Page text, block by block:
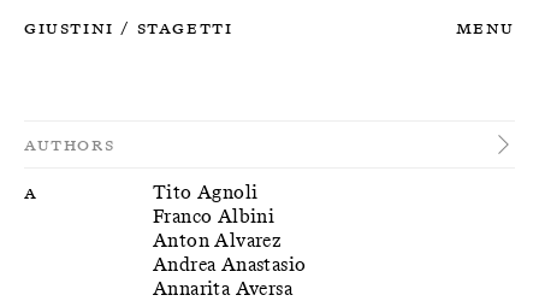
Giustini / Stagetti Menu
Authors
A
Tito Agnoli
Franco Albini
Anton Alvarez
Andrea Anastasio
Annarita Aversa